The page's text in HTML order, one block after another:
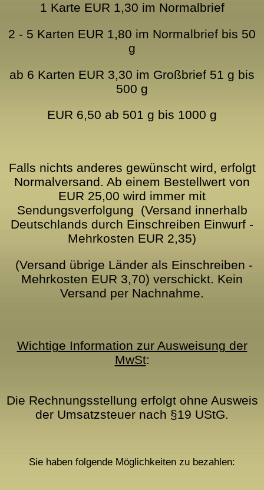
1 Karte EUR 1,30 im Normalbrief
2 - 5 Karten EUR 1,80 im Normalbrief bis 50
g
ab 6 Karten EUR 3,30 im Großbrief 51 g bis
500 g
EUR 6,50 ab 501 g bis 1000 g
Falls nichts anderes gewünscht wird, erfolgt
Normalversand. Ab einem Bestellwert von
EUR 25,00 wird immer mit
Sendungsverfolgung (Versand innerhalb
Deutschlands durch Einschreiben Einwurf -
Mehrkosten EUR 2,35)
(Versand übrige Länder als Einschreiben -
Mehrkosten EUR 3,70) verschickt. Kein
Versand per Nachnahme.
Wichtige Information zur Ausweisung der
MwSt:
Die Rechnungsstellung erfolgt ohne Ausweis
der Umsatzsteuer nach §19 UStG.
Sie haben folgende Möglichkeiten zu bezahlen: